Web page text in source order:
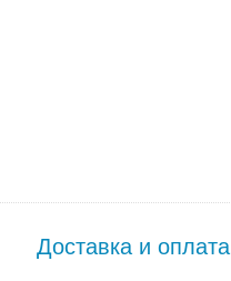
Доставка и оплата